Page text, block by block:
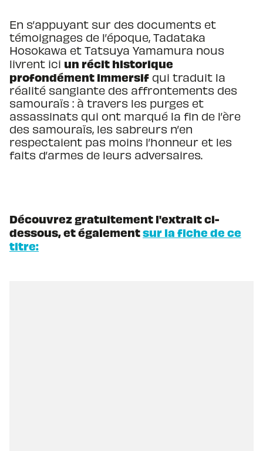
En s’appuyant sur des documents et
témoignages de l’époque, Tadataka
Hosokawa et Tatsuya Yamamura nous
livrent ici un récit historique
profondément immersif qui traduit la
réalité sanglante des affrontements des
samouraïs : à travers les purges et
assassinats qui ont marqué la fin de l’ère
des samouraïs, les sabreurs n’en
respectaient pas moins l’honneur et les
faits d’armes de leurs adversaires.
Découvrez gratuitement l'extrait ci-
dessous, et égalementsur la fiche de ce
titre: